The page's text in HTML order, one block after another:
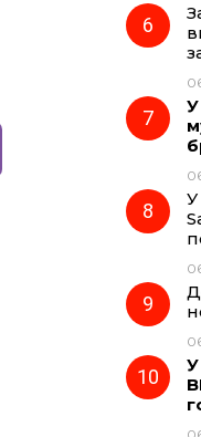
У
У
У